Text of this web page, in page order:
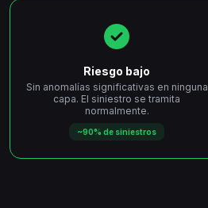
Riesgo bajo
Sin anomalías significativas en ninguna
capa. El siniestro se tramita
normalmente.
~90% de siniestros